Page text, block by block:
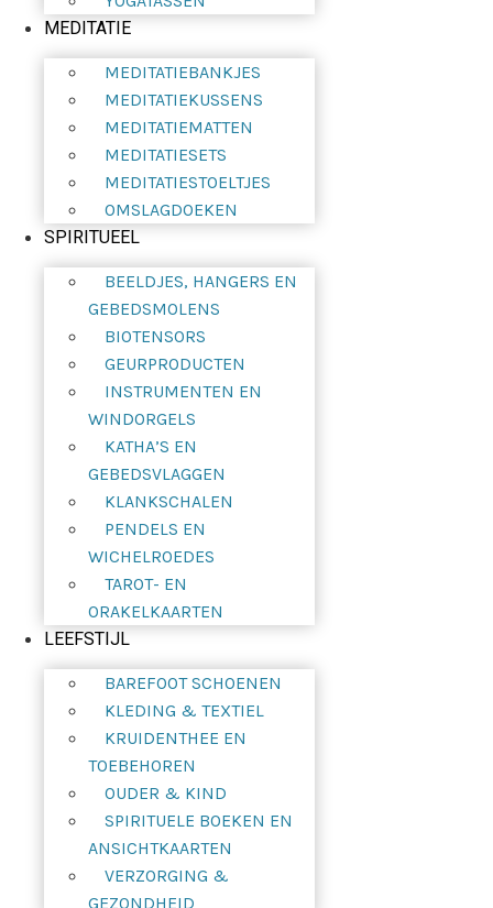
MEDITATIE
MEDITATIEBANKJES
MEDITATIEKUSSENS
MEDITATIEMATTEN
MEDITATIESETS
MEDITATIESTOELTJES
OMSLAGDOEKEN
SPIRITUEEL
BEELDJES, HANGERS EN
GEBEDSMOLENS
BIOTENSORS
GEURPRODUCTEN
INSTRUMENTEN EN
WINDORGELS
KATHA’S EN
GEBEDSVLAGGEN
KLANKSCHALEN
PENDELS EN
WICHELROEDES
TAROT- EN
ORAKELKAARTEN
LEEFSTIJL
BAREFOOT SCHOENEN
KLEDING & TEXTIEL
KRUIDENTHEE EN
TOEBEHOREN
OUDER & KIND
SPIRITUELE BOEKEN EN
ANSICHTKAARTEN
VERZORGING &
GEZONDHEID